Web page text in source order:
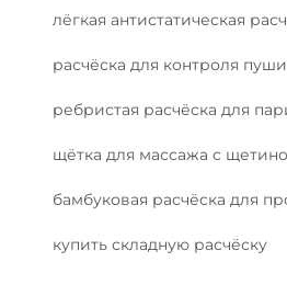
лёгкая антистатическая
расчёска для контроля
ребристая расчёска для
щётка для массажа с
бамбуковая расчёска для
купить складную расчёску